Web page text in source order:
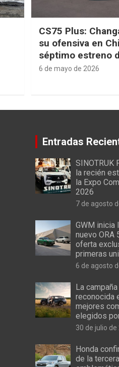
CS75 Plus:
su ofensiva en
séptimo estreno
6 de mayo de 2026
Entradas
SINOTRUK
la recién
la Expo
2026
7 de agosto
GWM inicia
nuevo ORA
oferta
primeras
6 de agosto
La
reconocida
mejores
elegidos
30 de julio de
Honda
de la